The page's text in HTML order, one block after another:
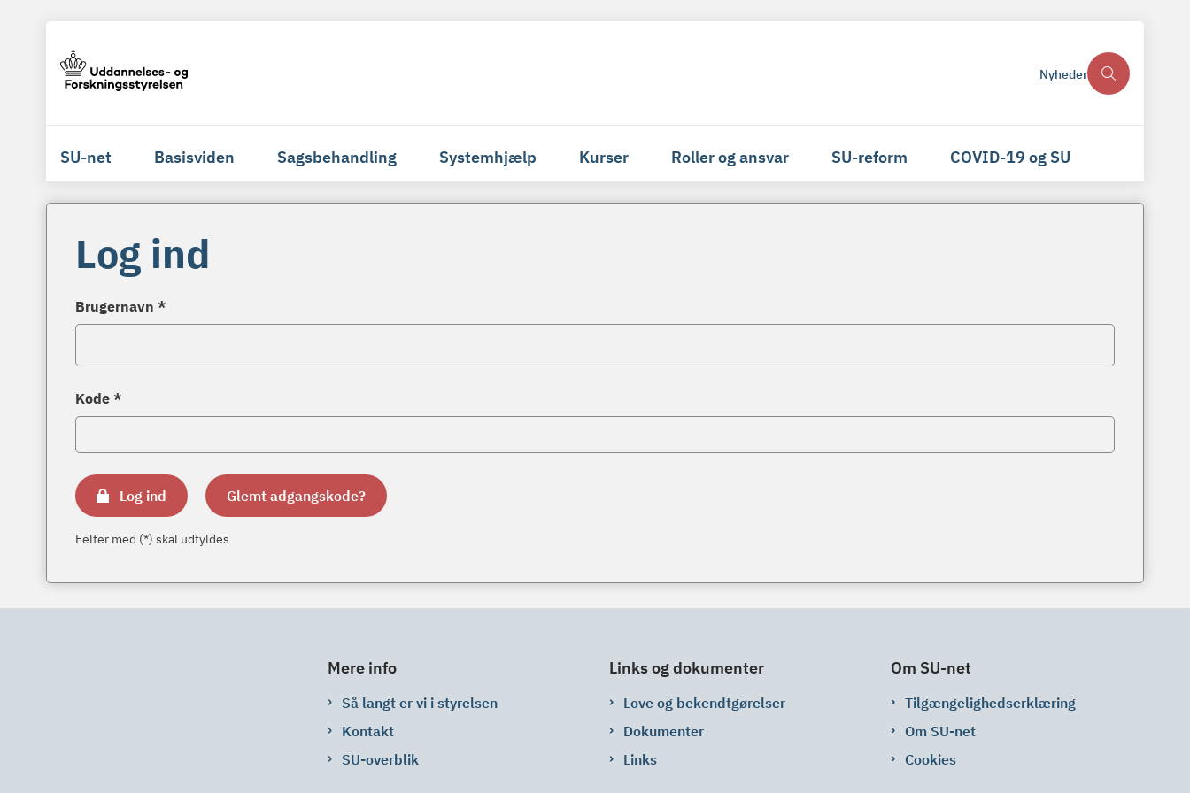
Nyheder
SU-net Basisviden Sagsbehandling Systemhjælp Kurser Roller og ansvar SU-reform COVID-19 og SU
Log ind
Brugernavn *
Kode *
Log ind Glemt adgangskode?
Felter med (*) skal udfyldes
Mere info
Så langt er vi i styrelsen
Kontakt
SU-overblik
Links og dokumenter
Love og bekendtgørelser
Dokumenter
Links
Om SU-net
Tilgængelighedserklæring
Om SU-net
Cookies